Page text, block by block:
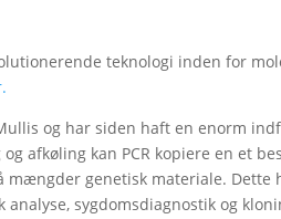
teknologi inden for
og har siden haft en enorm
afkøling kan PCR kopiere en et
mængder genetisk materiale.
sygdomsdiagnostik og